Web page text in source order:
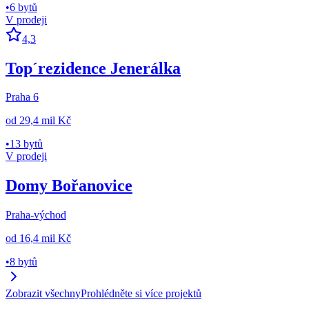
•6 bytů
V prodeji
4,3
Top´rezidence Jenerálka
Praha 6
od 29,4 mil Kč
•13 bytů
V prodeji
Domy Bořanovice
Praha-východ
od 16,4 mil Kč
•8 bytů
Zobrazit všechnyProhlédněte si více projektů